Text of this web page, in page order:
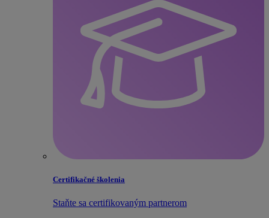
Certifikačné školenia
Staňte sa certifikovaným partnerom